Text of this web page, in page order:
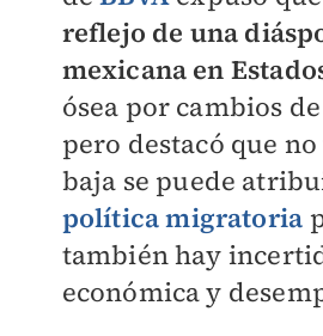
reflejo de una
mexicana en
ósea por cambios
pero destacó que
baja se puede
política migratoria
también hay
económica y